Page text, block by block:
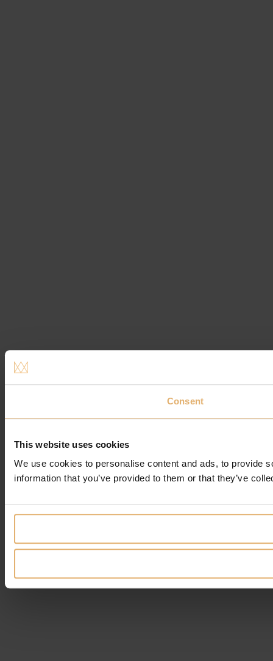
Consent
This website uses cookies
We use cookies to personalise content and ads, to provide
information that you’ve provided to them or that they’ve